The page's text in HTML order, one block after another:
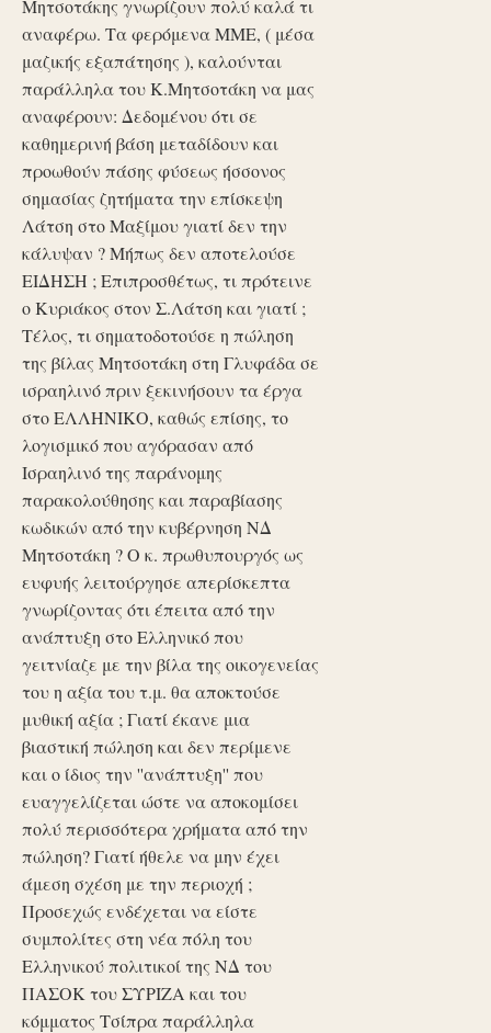
Μητσοτάκης γνωρίζουν πολύ καλά τι
αναφέρω. Τα φερόμενα ΜΜΕ, ( μέσα
μαζικής εξαπάτησης ), καλούνται
παράλληλα του Κ.Μητσοτάκη να μας
αναφέρουν: Δεδομένου ότι σε
καθημερινή βάση μεταδίδουν και
προωθούν πάσης φύσεως ήσσονος
σημασίας ζητήματα την επίσκεψη
Λάτση στο Μαξίμου γιατί δεν την
κάλυψαν ? Μήπως δεν αποτελούσε
ΕΙΔΗΣΗ ; Επιπροσθέτως, τι πρότεινε
ο Κυριάκος στον Σ.Λάτση και γιατί ;
Τέλος, τι σηματοδοτούσε η πώληση
της βίλας Μητσοτάκη στη Γλυφάδα σε
ισραηλινό πριν ξεκινήσουν τα έργα
στο ΕΛΛΗΝΙΚΟ, καθώς επίσης, το
λογισμικό που αγόρασαν από
Ισραηλινό της παράνομης
παρακολούθησης και παραβίασης
κωδικών από την κυβέρνηση ΝΔ
Μητσοτάκη ? Ο κ. πρωθυπουργός ως
ευφυής λειτούργησε απερίσκεπτα
γνωρίζοντας ότι έπειτα από την
ανάπτυξη στο Ελληνικό που
γειτνίαζε με την βίλα της οικογενείας
του η αξία του τ.μ. θα αποκτούσε
μυθική αξία ; Γιατί έκανε μια
βιαστική πώληση και δεν περίμενε
και ο ίδιος την ''ανάπτυξη'' που
ευαγγελίζεται ώστε να αποκομίσει
πολύ περισσότερα χρήματα από την
πώληση? Γιατί ήθελε να μην έχει
άμεση σχέση με την περιοχή ;
Προσεχώς ενδέχεται να είστε
συμπολίτες στη νέα πόλη του
Ελληνικού πολιτικοί της ΝΔ του
ΠΑΣΟΚ του ΣΥΡΙΖΑ και του
κόμματος Τσίπρα παράλληλα